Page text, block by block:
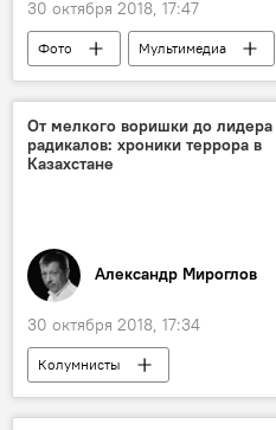
30 октября 2018, 17:47
Фото
Мультимедиа
Центральная Азия
Россия
Москва
Восток
От мелкого воришки до лидера
радикалов: хроники террора в
Казахстане
Александр Мироглов
30 октября 2018, 17:34
Колумнисты